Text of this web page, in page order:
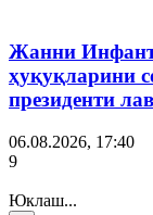
Жанни
ҳуқуқларини
президенти
06.08.2026, 17:40
9
Юклаш...